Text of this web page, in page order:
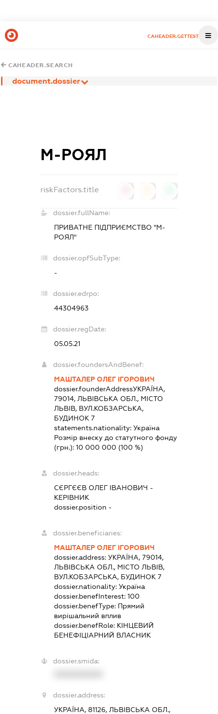
CAHEADER.GETTEST
CAHEADER.SEARCH
document.dossier
М-РОЯЛ
riskFactors.title
dossier.fullName:
ПРИВАТНЕ ПІДПРИЄМСТВО "М-
РОЯЛ"
dossier.opfSubType:
-
dossier.edrpo:
44304963
dossier.regDate:
05.05.21
dossier.foundersAndBenef:
МАШТАЛЕР ОЛЕГ ІГОРОВИЧ
dossier.founderAddressУКРАЇНА,
79014, ЛЬВІВСЬКА ОБЛ., МІСТО
ЛЬВІВ, ВУЛ.КОБЗАРСЬКА,
БУДИНОК 7
statements.nationality: Україна
Розмір внеску до статутного фонду
(грн.): 10 000 000 (100 %)
dossier.heads:
СЄРГЄЄВ ОЛЕГ ІВАНОВИЧ -
КЕРІВНИК
dossier.position -
dossier.beneficiaries:
МАШТАЛЕР ОЛЕГ ІГОРОВИЧ
dossier.address: УКРАЇНА, 79014,
ЛЬВІВСЬКА ОБЛ., МІСТО ЛЬВІВ,
ВУЛ.КОБЗАРСЬКА, БУДИНОК 7
dossier.nationality: Україна
dossier.benefInterest: 100
dossier.benefType: Прямий
вирішальний вплив
dossier.benefRole: КІНЦЕВИЙ
БЕНЕФІЦІАРНИЙ ВЛАСНИК
dossier.smida:
dossier.address:
УКРАЇНА, 81126, ЛЬВІВСЬКА ОБЛ.,